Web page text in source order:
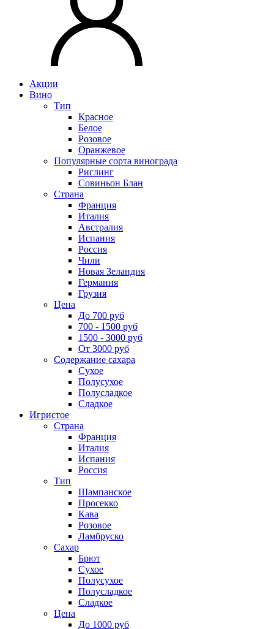
Акции
Вино
Тип
Красное
Белое
Розовое
Оранжевое
Популярные сорта винограда
Рислинг
Совиньон Блан
Страна
Франция
Италия
Австралия
Испания
Россия
Чили
Новая Зеландия
Германия
Грузия
Цена
До 700 руб
700 - 1500 руб
1500 - 3000 руб
От 3000 руб
Содержание сахара
Сухое
Полусухое
Полусладкое
Сладкое
Игристое
Страна
Франция
Италия
Испания
Россия
Тип
Шампанское
Просекко
Кава
Розовое
Ламбруско
Сахар
Брют
Сухое
Полусухое
Полусладкое
Сладкое
Цена
До 1000 руб